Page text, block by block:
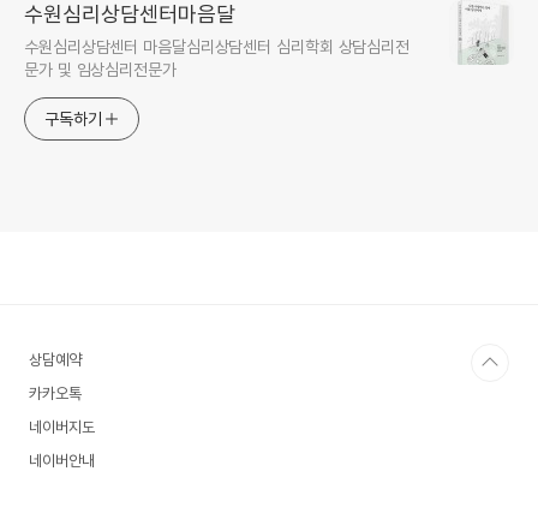
수원심리상담센터마음달
수원심리상담센터 마음달심리상담센터 심리학회 상담심리전
문가 및 임상심리전문가
구독하기
상담예약
카카오톡
네이버지도
네이버안내